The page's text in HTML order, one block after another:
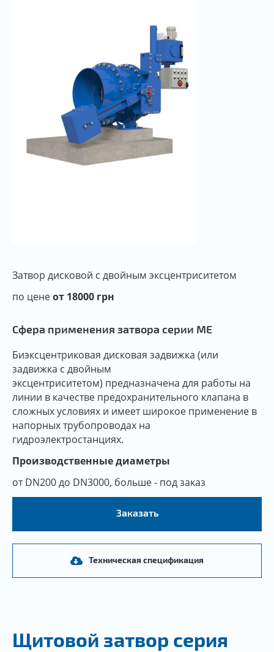
Затвор дисковой c двойным эксцентриситетом
по ценеот 18000 грн
Сфера применения затвора серии ME
Биэксцентриковая дисковая задвижка (или
задвижка с двойным
эксцентриситетом) предназначена для работы на
линии в качестве предохранительного клапана в
сложных условиях и имеет широкое применение в
напорных трубопроводах на
гидроэлектростанциях.
Производственные диаметры
от DN200 до DN3000, больше - под заказ
Заказать
Техническая спецификация
Щитовой затвор серия